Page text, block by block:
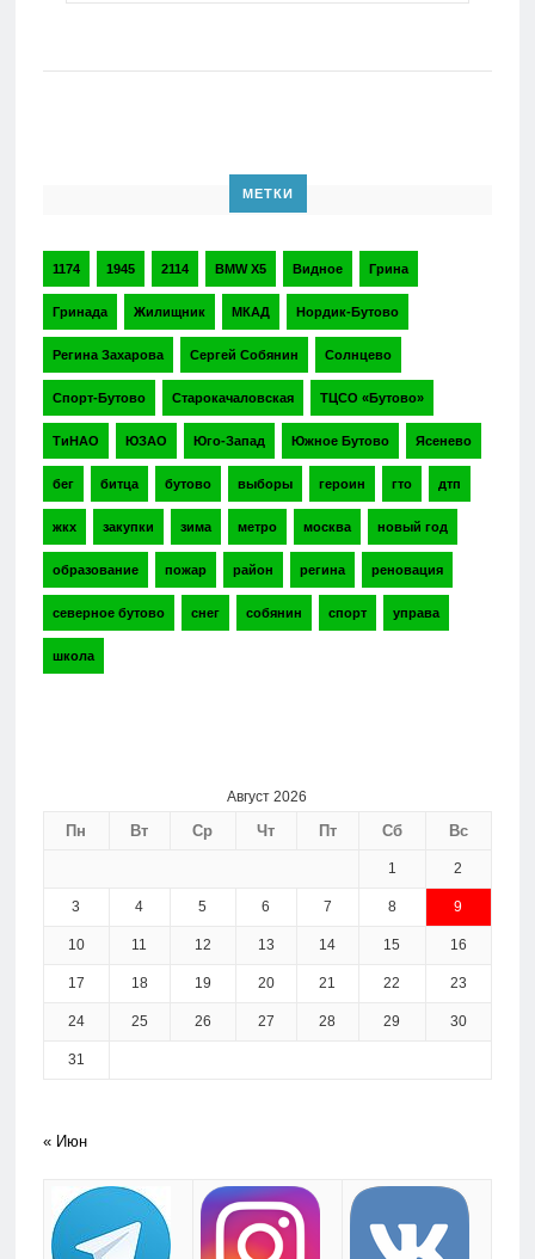
МЕТКИ
1174 1945 2114 BMW X5 Видное Грина
Гринада Жилищник МКАД Нордик-Бутово
Регина Захарова Сергей Собянин Солнцево
Спорт-Бутово Старокачаловская ТЦСО «Бутово»
ТиНАО ЮЗАО Юго-Запад Южное Бутово Ясенево
бег битца бутово выборы героин гто дтп
жкх закупки зима метро москва новый год
образование пожар район регина реновация
северное бутово снег собянин спорт управа
школа
Август 2026
Пн Вт Ср Чт Пт Сб Вс
1 2
3 4 5 6 7 8 9
10 11 12 13 14 15 16
17 18 19 20 21 22 23
24 25 26 27 28 29 30
31
« Июн